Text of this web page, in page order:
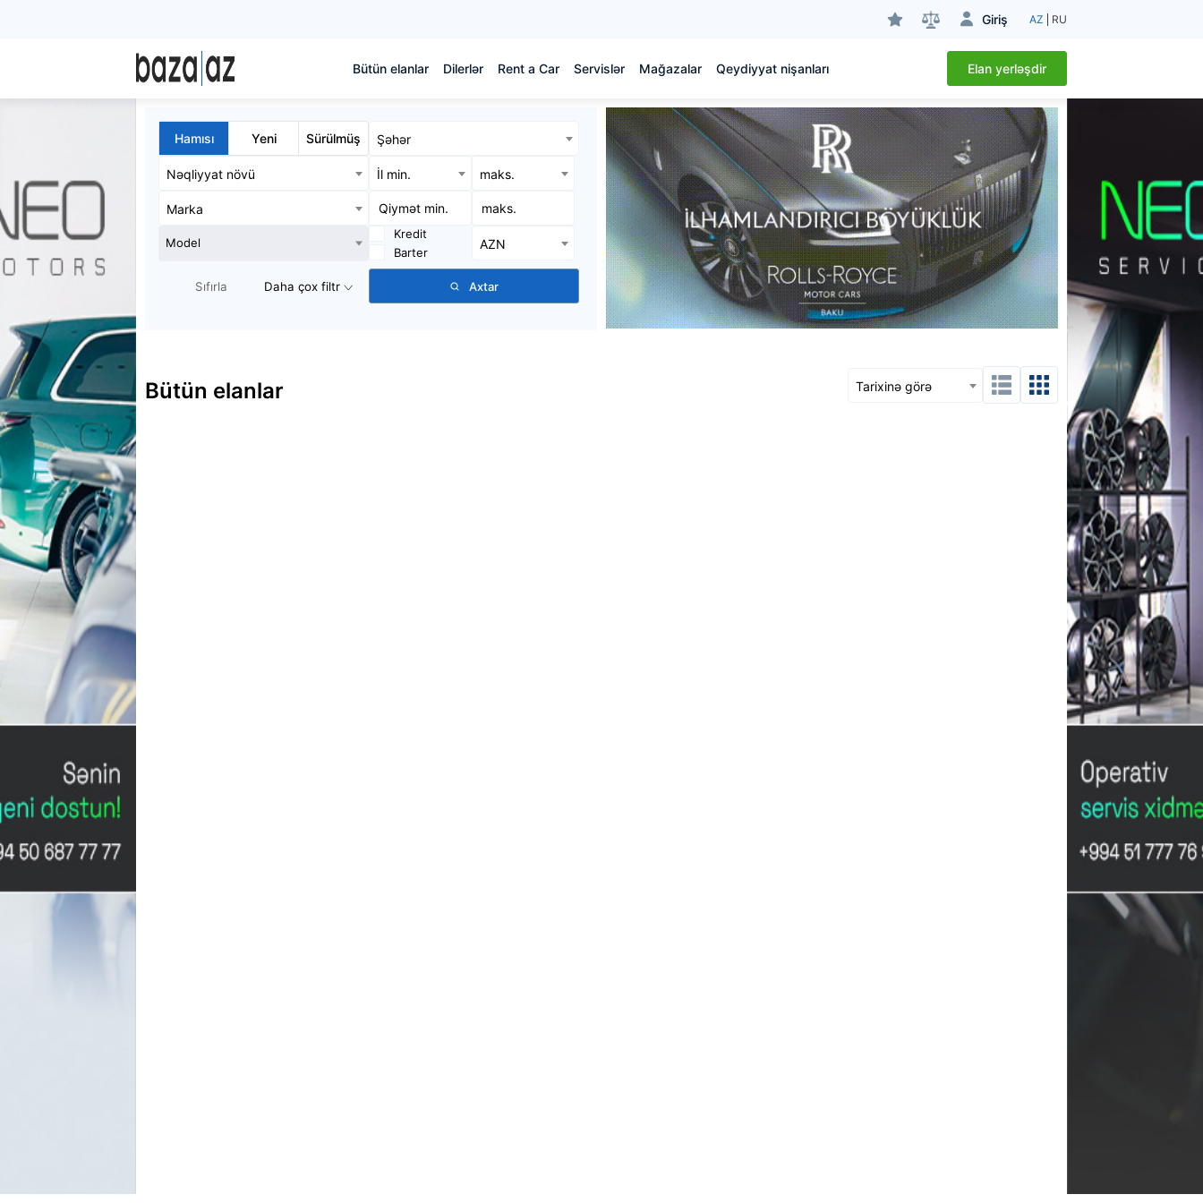
Giriş AZ RU
Bütün elanlar Dilerlər Rent a Car Servislər Mağazalar Qeydiyyat nişanları Elan yerləşdir
Hamısı Yeni Sürülmüş Şəhər
Nəqliyyat növü İl min. maks.
Marka
Model
Kredit
Barter
AZN
Sıfırla Daha çox filtr Axtar
Bütün elanlar Tarixinə görə